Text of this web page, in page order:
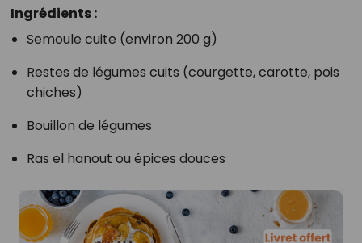
Ingrédients :
Semoule cuite (environ 200 g)
Restes de légumes cuits (courgette, carotte, pois
chiches)
Bouillon de légumes
Ras el hanout ou épices douces